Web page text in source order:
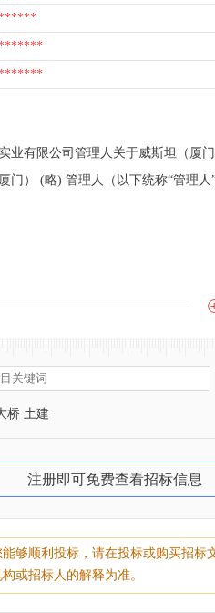
******
*******
*******
业有限公司管理人关于威斯坦（厦
门） (略) 管理人（以下统称“管理人
桥 土建
注册即可免费查看招标信息
能够顺利投标，请在投标或购买招
或招标人的解释为准。